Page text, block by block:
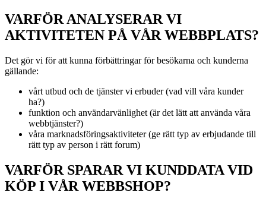
VARFÖR ANALYSERAR VI
AKTIVITETEN PÅ VÅR WEBBPLATS?
Det gör vi för att kunna förbättringar för besökarna och kunderna
gällande:
vårt utbud och de tjänster vi erbuder (vad vill våra kunder
ha?)
funktion och användarvänlighet (är det lätt att använda våra
webbtjänster?)
våra marknadsföringsaktiviteter (ge rätt typ av erbjudande till
rätt typ av person i rätt forum)
VARFÖR SPARAR VI KUNDDATA VID
KÖP I VÅR WEBBSHOP?